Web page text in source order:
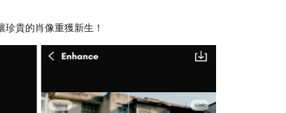
珍貴的肖像重獲新生！